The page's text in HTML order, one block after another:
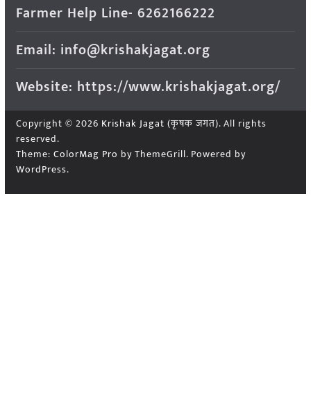
Farmer Help Line- 6262166222
Email: info@krishakjagat.org
Website: https://www.krishakjagat.org/
Copyright © 2026 Krishak Jagat (कृषक जगत). All rights
reserved.
Theme: ColorMag Pro by ThemeGrill. Powered by
WordPress.